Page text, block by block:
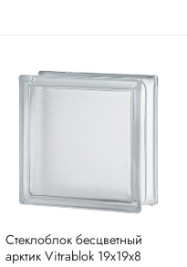
Стеклоблок бесцветный
арктик Vitrablok 19х19х8